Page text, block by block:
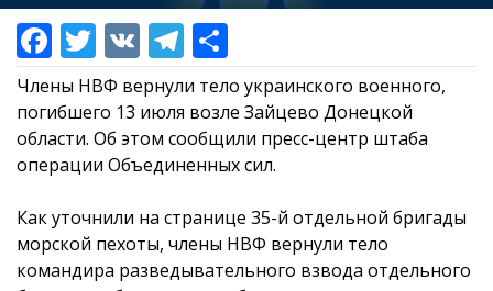
Члены НВФ вернули тело украинского военного,
погибшего 13 июля возле Зайцево Донецкой
области. Об этом сообщили пресс-центр штаба
операции Объединенных сил.
Как уточнили на странице 35-й отдельной бригады
морской пехоты, члены НВФ вернули тело
командира разведывательного взвода отдельного